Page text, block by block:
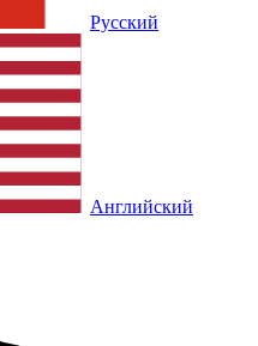
Русский
Английский